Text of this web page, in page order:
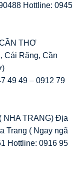
Hottline: 0945
THƠ
Cái Răng, Cần
49 49 – 0912 79
NHA TRANG) Địa
Trang ( Ngay ngã
Hottline: 0916 95